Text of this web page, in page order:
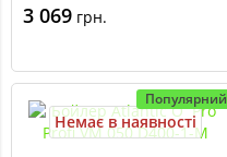
3 069 грн.
Популярний
Немає в наявності